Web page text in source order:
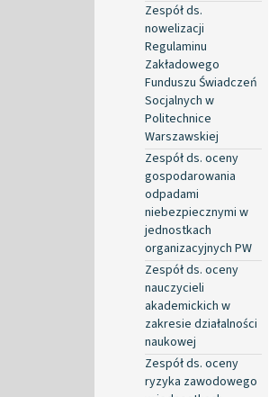
Zespół ds.
nowelizacji
Regulaminu
Zakładowego
Funduszu Świadczeń
Socjalnych w
Politechnice
Warszawskiej
Zespół ds. oceny
gospodarowania
odpadami
niebezpiecznymi w
jednostkach
organizacyjnych PW
Zespół ds. oceny
nauczycieli
akademickich w
zakresie działalności
naukowej
Zespół ds. oceny
ryzyka zawodowego